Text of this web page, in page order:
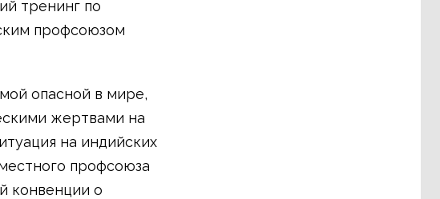
тренинг по
профсоюзом
опасной в мире,
жертвами на
на индийских
профсоюза
конвенции о